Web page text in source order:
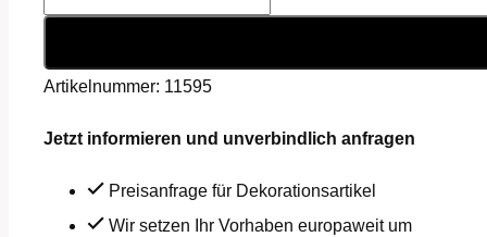
/
Bodenbelag
Menge
Artikelnummer: 11595
Jetzt informieren und unverbindlich anfragen
Preisanfrage für Dekorationsartikel
Wir setzen Ihr Vorhaben europaweit um